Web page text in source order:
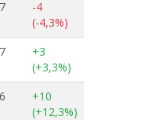
-4
(-4,3%)
+3
(+3,3%)
+10
(+12,3%)